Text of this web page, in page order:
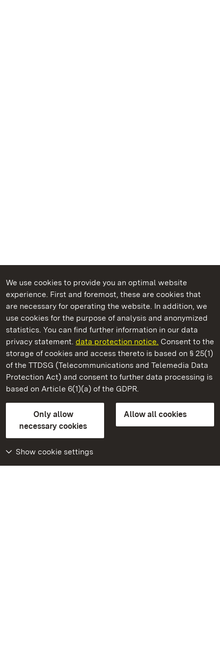
We use cookies to provide you an optimal website
experience. First and foremost, these are cookies that
are necessary for operating the website. In addition, we
use cookies for the purpose of analysis and anonymized
statistics. You can find further information in our data
privacy statement. data protection notice. Consent to the
storage of cookies and access thereto is based on § 25(1)
of the TTDSG (Telecommunications and Telemedia Data
Protection Act) and consent to further data processing is
based on Article 6(1)(a) of the GDPR.
Only allow
necessary cookies
Allow all cookies
Show cookie settings
State Palaces and Gardens of Baden-Wuerttemberg
Ochsenhausen Monastery
State Palaces and Gardens of Baden-Wuerttemberg
FAQMasthead Data protection
Declaration on barrier-free access
BITV-konform (geprüfte Seiten)